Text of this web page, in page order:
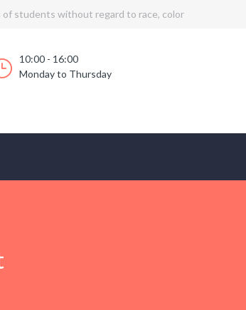
of students without regard to race, color
10:00 - 16:00
Monday to Thursday